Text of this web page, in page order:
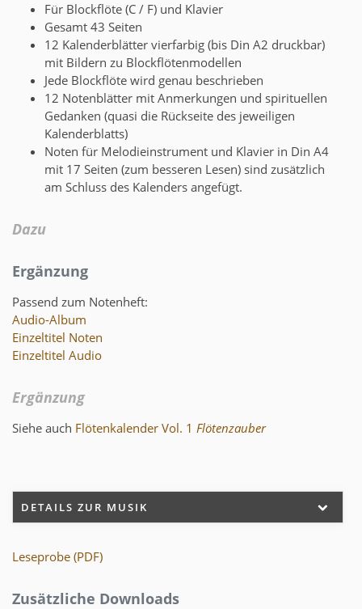
Für Blockflöte (C / F) und Klavier
Gesamt 43 Seiten
12 Kalenderblätter vierfarbig (bis Din A2 druckbar)
mit Bildern zu Blockflötenmodellen
Jede Blockflöte wird genau beschrieben
12 Notenblätter mit Anmerkungen und spirituellen
Gedanken (quasi die Rückseite des jeweiligen
Kalenderblatts)
Noten für Melodieinstrument und Klavier in Din A4
mit 17 Seiten (zum besseren Lesen) sind zusätzlich
am Schluss des Kalenders angefügt.
Dazu
Ergänzung
Passend zum Notenheft:
Audio-Album
Einzeltitel Noten
Einzeltitel Audio
Ergänzung
Siehe auch Flötenkalender Vol. 1 Flötenzauber
DETAILS ZUR MUSIK
Leseprobe (PDF)
Zusätzliche Downloads